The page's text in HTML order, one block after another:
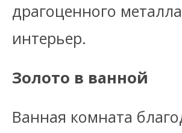
драгоценного
интерьер.
Золото в ванной
Ванная комната